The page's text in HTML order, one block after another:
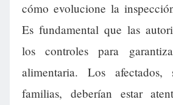
cómo evolucione la
Es fundamental que las
los controles para
alimentaria. Los
familias, deberían estar